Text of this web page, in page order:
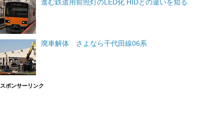
進む鉄道用前照灯のLED化 HIDとの違いを知る
廃車解体 さよなら千代田線06系
スポンサーリンク